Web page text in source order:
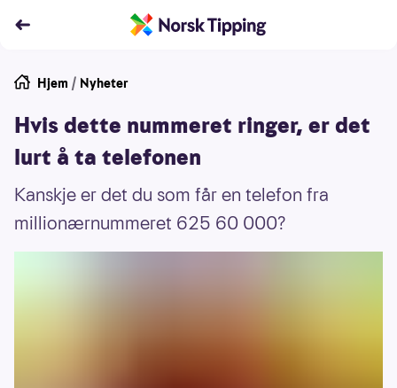
Hjem / Nyheter
Hvis dette nummeret ringer, er det
lurt å ta telefonen
Kanskje er det du som får en telefon fra
millionærnummeret 625 60 000?